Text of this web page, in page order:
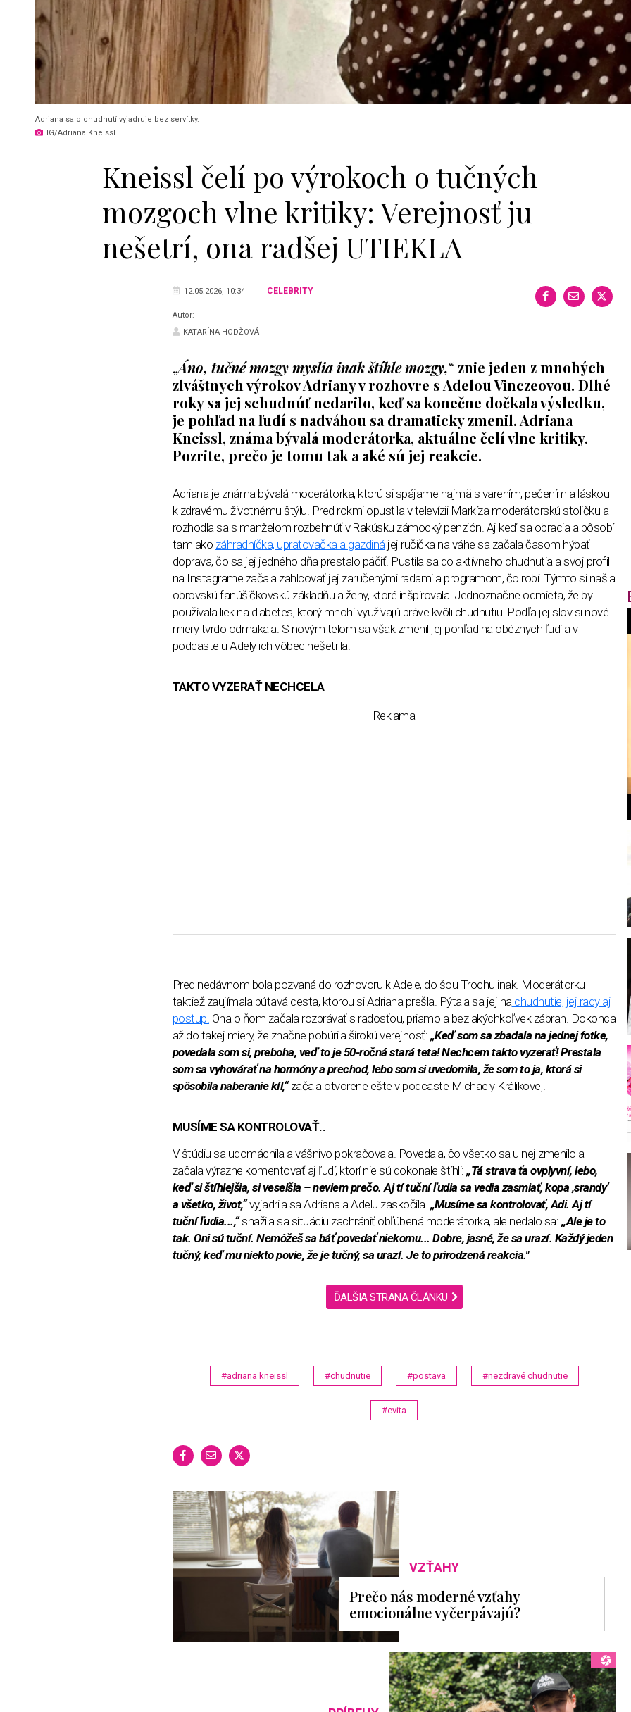
Adriana sa o chudnutí vyjadruje bez servítky.
IG/Adriana Kneissl
Kneissl čelí po výrokoch o tučných
mozgoch vlne kritiky: Verejnosť ju
nešetrí, ona radšej UTIEKLA
12.05.2026, 10:34 CELEBRITY
Autor:
KATARÍNA HODŽOVÁ
„Áno, tučné mozgy myslia inak štíhle mozgy,“ znie jeden z mnohých
zlváštnych výrokov Adriany v rozhovre s Adelou Vinczeovou. Dlhé
roky sa jej schudnúť nedarilo, keď sa konečne dočkala výsledku,
je pohľad na ľudí s nadváhou sa dramaticky zmenil. Adriana
Kneissl, známa bývalá moderátorka, aktuálne čelí vlne kritiky.
Pozrite, prečo je tomu tak a aké sú jej reakcie.
Adriana je známa bývalá moderátorka, ktorú si spájame najmä s varením, pečením a láskou
k zdravému životnému štýlu. Pred rokmi opustila v televízii Markíza moderátorskú stoličku a
rozhodla sa s manželom rozbehnúť v Rakúsku zámocký penzión. Aj keď sa obracia a pôsobí
tam ako záhradníčka, upratovačka a gazdiná jej ručička na váhe sa začala časom hýbať
doprava, čo sa jej jedného dňa prestalo páčiť. Pustila sa do aktívneho chudnutia a svoj profil
na Instagrame začala zahlcovať jej zaručenými radami a programom, čo robí. Týmto si našla
obrovskú fanúšičkovskú základňu a ženy, ktoré inšpirovala. Jednoznačne odmieta, že by
používala liek na diabetes, ktorý mnohí využívajú práve kvôli chudnutiu. Podľa jej slov si nové
miery tvrdo odmakala. S novým telom sa však zmenil jej pohľad na obéznych ľudí a v
podcaste u Adely ich vôbec nešetrila.
TAKTO VYZERAŤ NECHCELA
Reklama
Pred nedávnom bola pozvaná do rozhovoru k Adele, do šou Trochu inak. Moderátorku
taktiež zaujímala pútavá cesta, ktorou si Adriana prešla. Pýtala sa jej na chudnutie, jej rady aj
postup. Ona o ňom začala rozprávať s radosťou, priamo a bez akýchkoľvek zábran. Dokonca
až do takej miery, že značne pobúrila širokú verejnosť: „Keď som sa zbadala na jednej fotke,
povedala som si, preboha, veď to je 50-ročná stará teta! Nechcem takto vyzerať! Prestala
som sa vyhovárať na hormóny a prechod, lebo som si uvedomila, že som to ja, ktorá si
spôsobila naberanie kíl,“začala otvorene ešte v podcaste Michaely Králikovej.
MUSÍME SA KONTROLOVAŤ..
V štúdiu sa udomácnila a vášnivo pokračovala. Povedala, čo všetko sa u nej zmenilo a
začala výrazne komentovať aj ľudí, ktorí nie sú dokonale štíhli: „Tá strava ťa ovplyvní, lebo,
keď si štíhlejšia, si veselšia – neviem prečo. Aj tí tuční ľudia sa vedia zasmiať, kopa ‚srandy‘
a všetko, život,“vyjadrila sa Adriana a Adelu zaskočila. „Musíme sa kontrolovať, Adi. Aj tí
tuční ľudia...,“snažila sa situáciu zachrániť obľúbená moderátorka, ale nedalo sa: ,,Ale je to
tak. Oni sú tuční. Nemôžeš sa báť povedať niekomu... Dobre, jasné, že sa urazí. Každý jeden
tučný, keď mu niekto povie, že je tučný, sa urazí. Je to prirodzená reakcia."
ĎALŠIA STRANA ČLÁNKU
#adriana kneissl #chudnutie #postava #nezdravé chudnutie
#evita
VZŤAHY
Prečo nás moderné vzťahy
emocionálne vyčerpávajú?
f
u